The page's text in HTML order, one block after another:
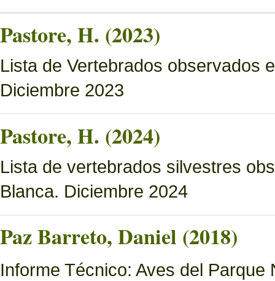
Pastore, H. (2023)
Lista de Vertebrados observados
Diciembre 2023
Pastore, H. (2024)
Lista de vertebrados silvestres
Blanca. Diciembre 2024
Paz Barreto, Daniel (2018)
Informe Técnico: Aves del